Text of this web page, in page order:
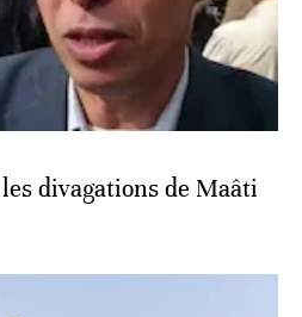
divagations de Maâti